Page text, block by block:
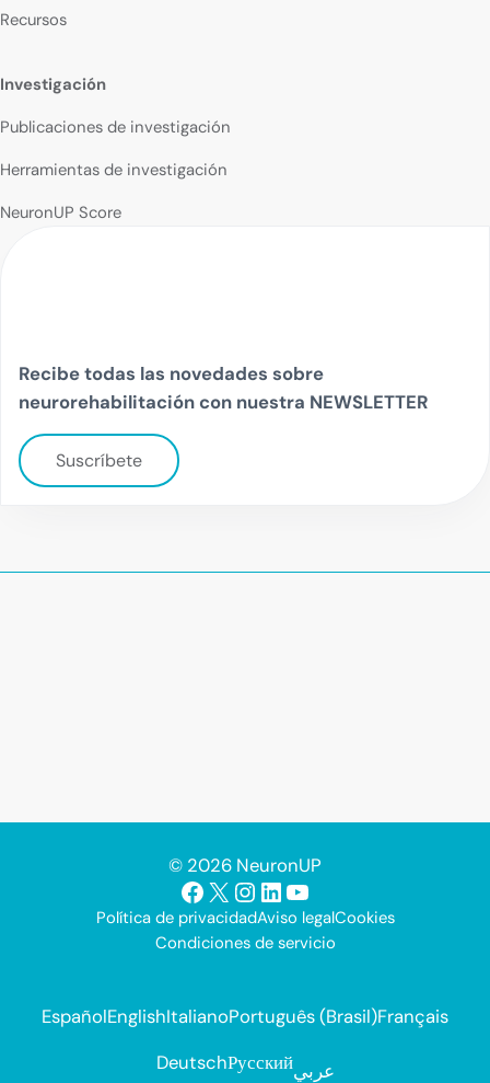
Recursos
Investigación
Publicaciones de investigación
Herramientas de investigación
NeuronUP Score
Recibe todas las novedades sobre
neurorehabilitación con nuestra NEWSLETTER
Suscríbete
© 2026 NeuronUP
Facebook
X Instagram
LinkedIn
YouTube
Política de privacidadAviso legalCookies
Condiciones de servicio
EspañolEnglishItalianoPortuguês (Brasil)Français
DeutschРусскийعربي